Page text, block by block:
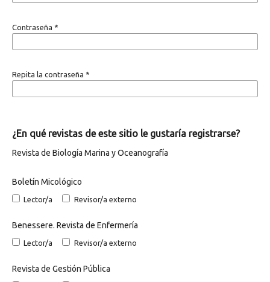
Contraseña *
Repita la contraseña *
¿En qué revistas de este sitio le gustaría registrarse?
Revista de Biología Marina y Oceanografía
Boletín Micológico
Lector/a Revisor/a externo
Benessere. Revista de Enfermería
Lector/a Revisor/a externo
Revista de Gestión Pública